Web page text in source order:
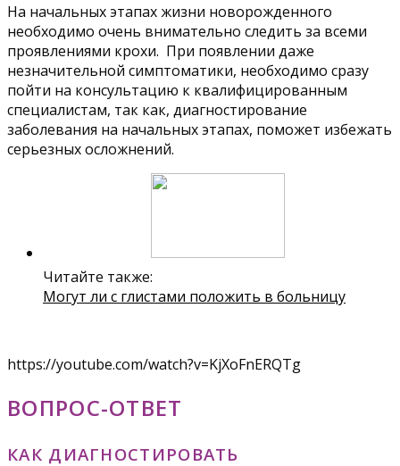
На начальных этапах жизни новорожденного
необходимо очень внимательно следить за всеми
проявлениями крохи. При появлении даже
незначительной симптоматики, необходимо сразу
пойти на консультацию к квалифицированным
специалистам, так как, диагностирование
заболевания на начальных этапах, поможет избежать
серьезных осложнений.
Читайте также:
Могут ли с глистами положить в больницу
https://youtube.com/watch?v=KjXoFnERQTg
ВОПРОС-ОТВЕТ
КАК ДИАГНОСТИРОВАТЬ